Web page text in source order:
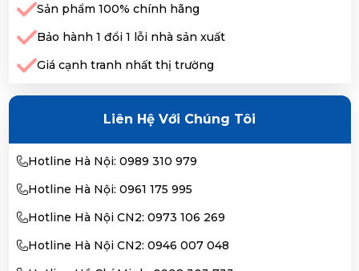
Sản phẩm 100% chính hãng
Bảo hành 1 đổi 1 lỗi nhà sản xuất
Giá cạnh tranh nhất thị trường
Liên Hệ Với Chúng Tôi
Hotline Hà Nội: 0989 310 979
Hotline Hà Nội: 0961 175 995
Hotline Hà Nội CN2: 0973 106 269
Hotline Hà Nội CN2: 0946 007 048